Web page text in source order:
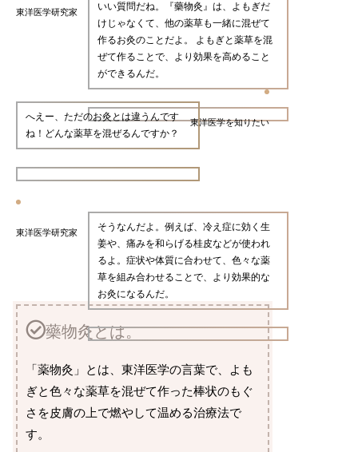
東洋医学研究家
いい質問だね。『藥物灸』は、よもぎだ
けじゃなくて、他の薬草も一緒に混ぜて
作るお灸のことだよ。 よもぎと薬草を混
ぜて作ることで、より効果を高めること
ができるんだ。
東洋医学を知りたい
へえー、ただのお灸とは違うんです
ね！どんな薬草を混ぜるんですか？
東洋医学研究家
そうなんだよ。例えば、冷え症に効く生
姜や、痛みを和らげる桂皮などが使われ
るよ。症状や体質に合わせて、色々な薬
草を組み合わせることで、より効果的な
お灸になるんだ。
藥物灸とは。
「薬物灸」とは、東洋医学の言葉で、よも
ぎと色々な薬草を混ぜて作った棒状のもぐ
さを皮膚の上で燃やして温める治療法で
す。